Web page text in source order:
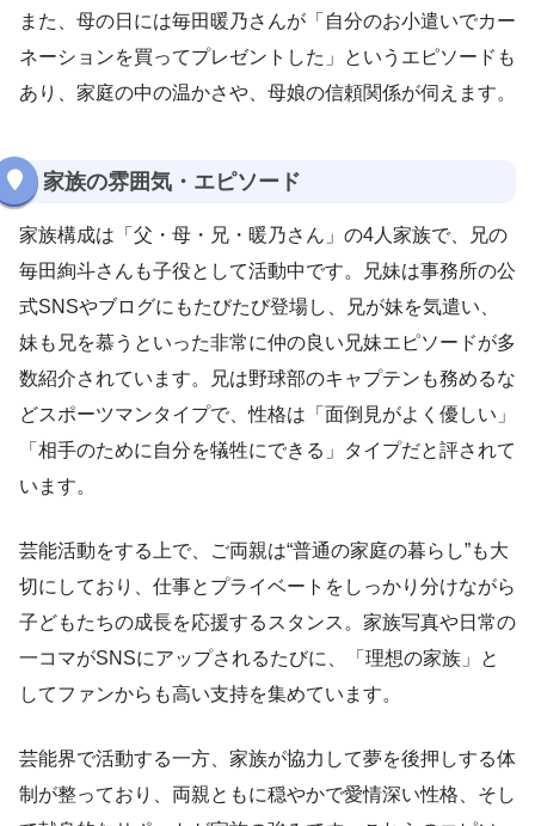
また、母の日には毎田暖乃さんが「自分のお小遣いでカー
ネーションを買ってプレゼントした」というエピソードも
あり、家庭の中の温かさや、母娘の信頼関係が伺えます。
家族の雰囲気・エピソード
家族構成は「父・母・兄・暖乃さん」の4人家族で、兄の
毎田絢斗さんも子役として活動中です。兄妹は事務所の公
式SNSやブログにもたびたび登場し、兄が妹を気遣い、
妹も兄を慕うといった非常に仲の良い兄妹エピソードが多
数紹介されています。兄は野球部のキャプテンも務めるな
どスポーツマンタイプで、性格は「面倒見がよく優しい」
「相手のために自分を犠牲にできる」タイプだと評されて
います。
芸能活動をする上で、ご両親は“普通の家庭の暮らし”も大
切にしており、仕事とプライベートをしっかり分けながら
子どもたちの成長を応援するスタンス。家族写真や日常の
一コマがSNSにアップされるたびに、「理想の家族」と
してファンからも高い支持を集めています。
芸能界で活動する一方、家族が協力して夢を後押しする体
制が整っており、両親ともに穏やかで愛情深い性格、そし